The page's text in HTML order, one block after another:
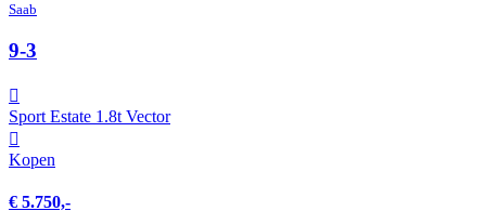
Saab
9-3
Sport Estate 1.8t Vector
Kopen
€ 5.750,-